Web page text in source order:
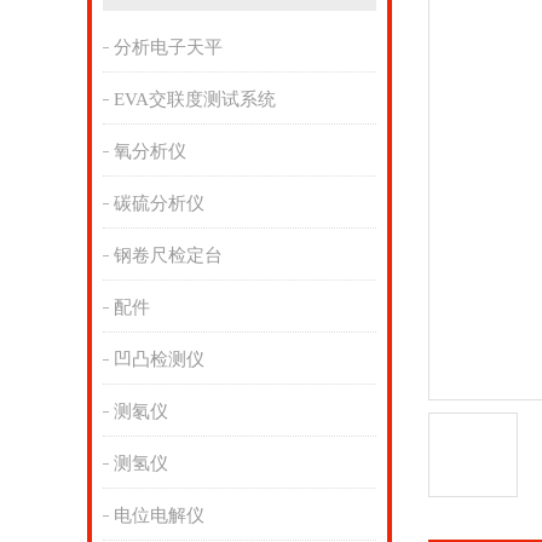
分析电子天平
EVA交联度测试系统
氧分析仪
碳硫分析仪
钢卷尺检定台
配件
凹凸检测仪
测氡仪
测氢仪
电位电解仪